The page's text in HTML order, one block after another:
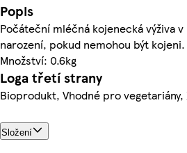
Popis
Počáteční mléčná kojenecká výživa
narození, pokud nemohou být kojeni.
Množství: 0.6kg
Loga třetí strany
Bioprodukt, Vhodné pro
Složení